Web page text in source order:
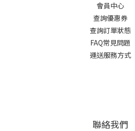
會員中心
查詢優惠券
查詢訂單狀態
FAQ常見問題
運送服務方式
聯絡我們